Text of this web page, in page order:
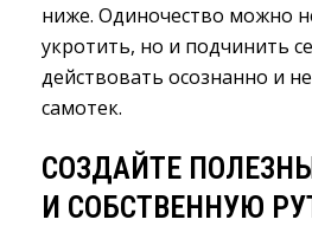
ниже. Одиночество можно
укротить, но и подчинить
действовать осознанно и
самотек.
СОЗДАЙТЕ
И СОБСТВЕННУЮ